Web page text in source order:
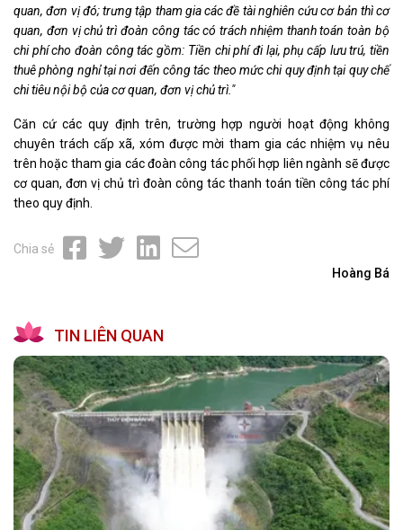
quan, đơn vị đó; trưng tập tham gia các đề tài nghiên cứu cơ bản thì cơ
quan, đơn vị chủ trì đoàn công tác có trách nhiệm thanh toán toàn bộ
chi phí cho đoàn công tác gồm: Tiền chi phí đi lại, phụ cấp lưu trú, tiền
thuê phòng nghỉ tại nơi đến công tác theo mức chi quy định tại quy chế
chi tiêu nội bộ của cơ quan, đơn vị chủ trì."
Căn cứ các quy định trên, trường hợp người hoạt động không
chuyên trách cấp xã, xóm được mời tham gia các nhiệm vụ nêu
trên hoặc tham gia các đoàn công tác phối hợp liên ngành sẽ được
cơ quan, đơn vị chủ trì đoàn công tác thanh toán tiền công tác phí
theo quy định.
Chia sẻ
Hoàng Bá
TIN LIÊN QUAN